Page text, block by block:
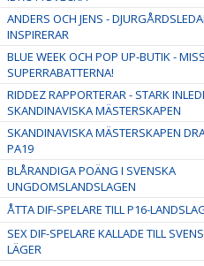
ANDERS OCH JENS -
INSPIRERAR
BLUE WEEK OCH POP UP-BUTIK -
SUPERRABATTERNA!
RIDDEZ RAPPORTERAR - STARK
SKANDINAVISKA MÄSTERSKAPEN
SKANDINAVISKA MÄSTERSKAPEN
PA19
BLÅRANDIGA POÄNG I SVENSKA
UNGDOMSLANDSLAGEN
ÅTTA DIF-SPELARE TILL P16-
SEX DIF-SPELARE KALLADE TILL
LÄGER